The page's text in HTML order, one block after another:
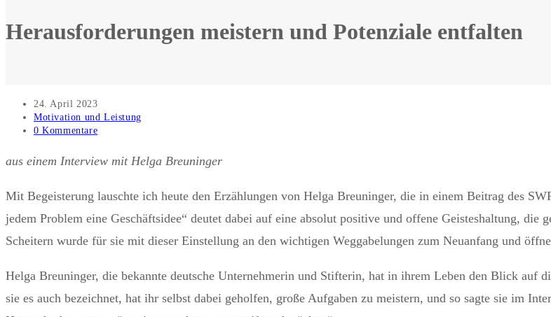
Herausforderungen meistern und Potenziale entfalten
Beitrag
veröffentlicht:
24. April 2023
Beitrags-
Kategorie:
Motivation und Leistung
Beitrags-
0 Kommentare
aus einem Interview mit Helga Breuninger
Mit Begeisterung lauschte ich heute den Erzählungen von Helga Breuninger, die in einem Beitrag des
jedem Problem eine Geschäftsidee“ deutet dabei auf eine absolut positive und offene Geisteshaltung,
Scheitern wurde für sie mit dieser Einstellung an den wichtigen Weggabelungen zum Neuanfang und
Helga Breuninger, die bekannte deutsche Unternehmerin und Stifterin, hat in ihrem Leben den Blick auf
sie es auch bezeichnet, hat ihr selbst dabei geholfen, große Aufgaben zu meistern, und so sagte sie im